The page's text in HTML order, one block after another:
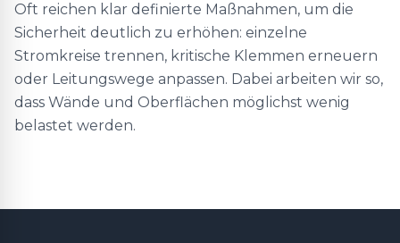
Oft reichen klar definierte Maßnahmen, um die
Sicherheit deutlich zu erhöhen: einzelne
Stromkreise trennen, kritische Klemmen erneuern
oder Leitungswege anpassen. Dabei arbeiten wir so,
dass Wände und Oberflächen möglichst wenig
belastet werden.